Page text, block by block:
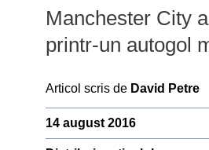
Prim-plan
Ousmane Dembélé
Reconstrucție
Clasament Premier
Manchester City
printr-un autogol
Articol scris de David Petre
14 august 2016